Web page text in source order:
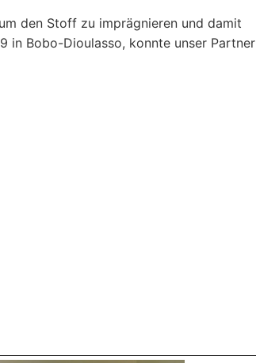
den Stoff zu imprägnieren und damit
in Bobo-Dioulasso, konnte unser Partner